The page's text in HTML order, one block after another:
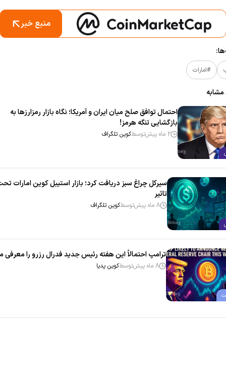
منبع خبر
#امارات
احتمال توافق صلح میان ایران و آمریکا؛ نگاه بازار رمزارزها به
بازگشایی تنگه هرمز!
2 ماه پیش توسطکوین تلگراف
سیرکل چراغ سبز دریافت کرد؛ بازار استیبل کوین امارات
تاثیر
8 ماه پیش توسطکوین تلگراف
ترامپ احتمالاً این هفته رئیس جدید فدرال رزرو را معرفی
8 ماه پیش توسطکوین پدیا